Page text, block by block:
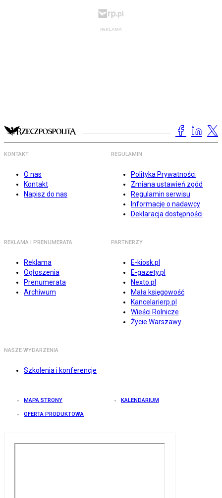
KONTAKT
O nas
Kontakt
Napisz do nas
REGULAMIN
Polityka Prywatności
Zmiana ustawień zgód
Regulamin serwisu
Informacje o nadawcy
Deklaracja dostępności
REKLAMA I PRENUMERATA
Reklama
Ogłoszenia
Prenumerata
Archiwum
PARTNERZY
E-kiosk.pl
E-gazety.pl
Nexto.pl
Mała księgowość
Kancelarierp.pl
Wieści Rolnicze
Życie Warszawy
NASZE WYDARZENIA
Szkolenia i konferencje
MAPA STRONY KALENDARIUM
OFERTA PRODUKTOWA